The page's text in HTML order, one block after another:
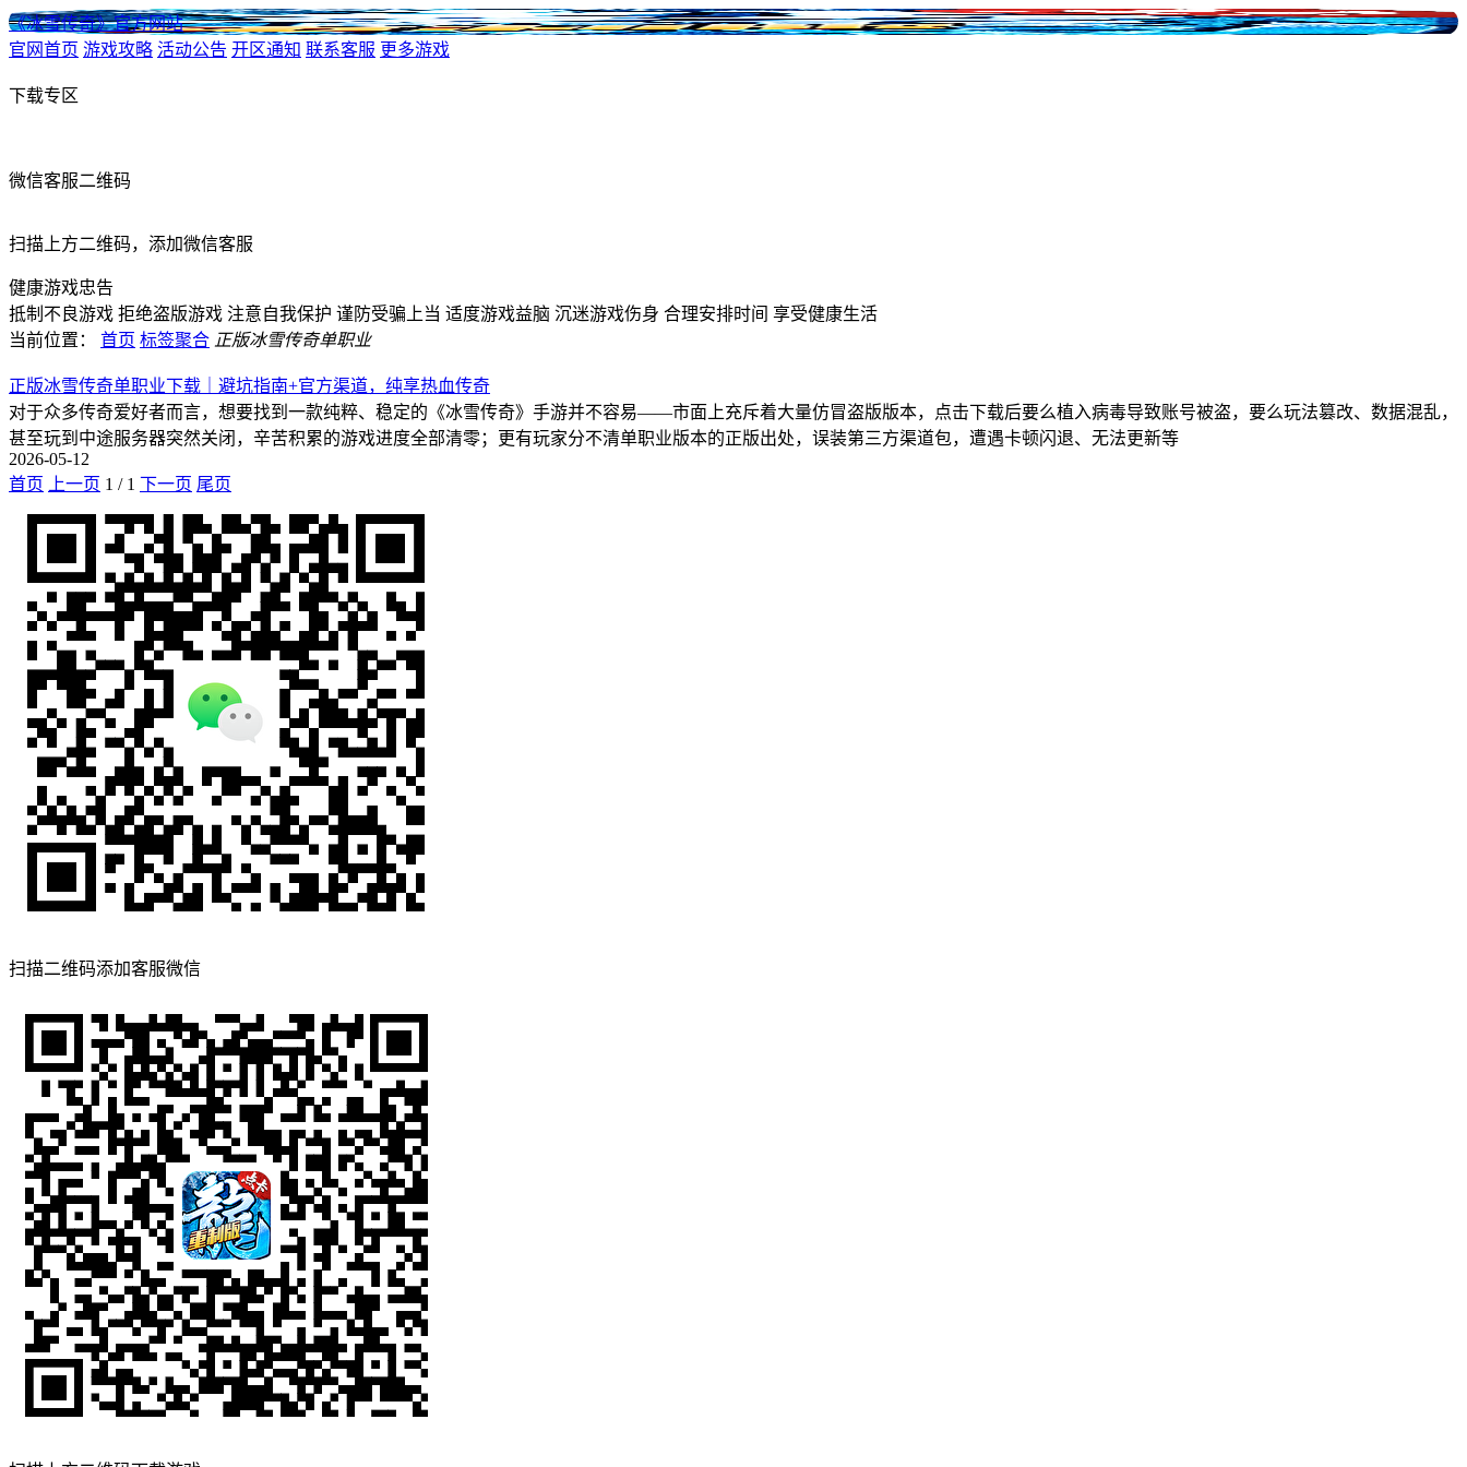
《冰雪传奇》官方网站
官网首页 游戏攻略 活动公告 开区通知 联系客服 更多游戏
下载专区
微信客服二维码
扫描上方二维码，添加微信客服
健康游戏忠告
抵制不良游戏 拒绝盗版游戏 注意自我保护 谨防受骗上当 适度游戏益脑 沉迷游戏伤身 合理安排时间 享受健康生活
当前位置：
首页 标签聚合 正版冰雪传奇单职业
正版冰雪传奇单职业下载｜避坑指南+官方渠道，纯享热血传奇
对于众多传奇爱好者而言，想要找到一款纯粹、稳定的《冰雪传奇》手游并不容易——市面上充斥着大量仿冒盗版版本，点击下载后要么植入病毒导致账号被盗，要么玩法篡改、数据混乱，
甚至玩到中途服务器突然关闭，辛苦积累的游戏进度全部清零；更有玩家分不清单职业版本的正版出处，误装第三方渠道包，遭遇卡顿闪退、无法更新等
2026-05-12
首页
上一页 1 / 1 下一页 尾页
扫描二维码添加客服微信